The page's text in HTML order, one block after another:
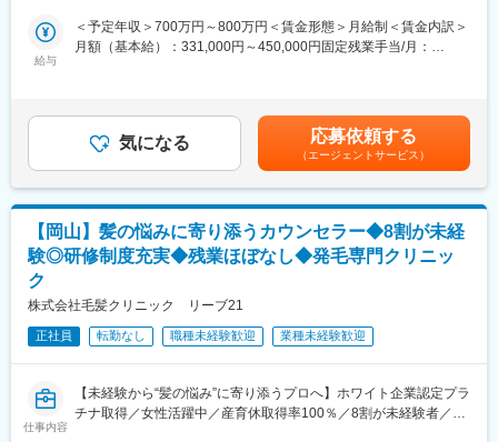
っておりますので、他部署でのキャリアパスも可能性あります
（キャリア申告制度、社内公募制度）。
ションに掲げ、動物の健康と日本の食の安全・安心に貢献してい
ます。
動物用医薬品業界にて高いシェアを誇り、世界での企業トップ10
動物薬を通してペットや畜産動物の健康に貢献出来ることは勿
論、人の健康にも間接的に貢献することが出来るやりがいがあり
ます。
ジャー候補を募集します。
★下記インタビューをぜひご覧ください！
・部門の運営、売上管理
・営業活動
・サービス提供管理・保守
・ご利用者様やご家族へのヒアリング、サービス設計・立上げ
・ケアマネージャーや医療機関、福祉事業所、行政等との調整
・スタッフの採用・指導・育成
・各種プロジェクトへの参加
【入社直後の流れ】
入社後は首都圏（東京・神奈川・埼玉）、福岡、大阪、兵庫のい
ずれかの事業所にて、6か月間のマネージャー養成研修を行いま
■入社～1カ月目
・業界未経験者でもゼロから学ぶことができる基礎研修／必要資
給与
＜予定年収＞700万円～800万円＜賃金形態＞月給制＜賃金内訳＞
月額（基本給）：331,000円～450,000円固定残業手当/月：
有■賞与：年2回※前職給与を考慮※経験・スキル・スタートポジシ
ョンにおいて異なる※評価により昇格・昇給あり※エリアにより地
域加算手当分が異なる※時間外手当は別途全額支給賃金はあくまで
も目安の金額であり、選考を通じて上下する可能性があります。
月給(月額)は固定手当を含めた表記です。
気になる 応募依頼する
（エージェントサービス）
【岡山】髪の悩みに寄り添うカウンセラー◆8割が未経
験◎研修制度充実◆残業ほぼなし◆発毛専門クリニッ
ク
株式会社毛髪クリニック リーブ21
正社員 転勤なし 職種未経験歓迎 業種未経験歓迎
仕事内容
【未経験から“髪の悩み”に寄り添うプロへ】ホワイト企業認定プラ
チナ取得／女性活躍中／産育休取得率100％／8割が未経験者／完